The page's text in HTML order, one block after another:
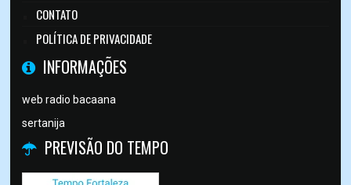
CONTATO
POLÍTICA DE PRIVACIDADE
INFORMAÇÕES
web radio bacaana
sertanija
PREVISÃO DO TEMPO